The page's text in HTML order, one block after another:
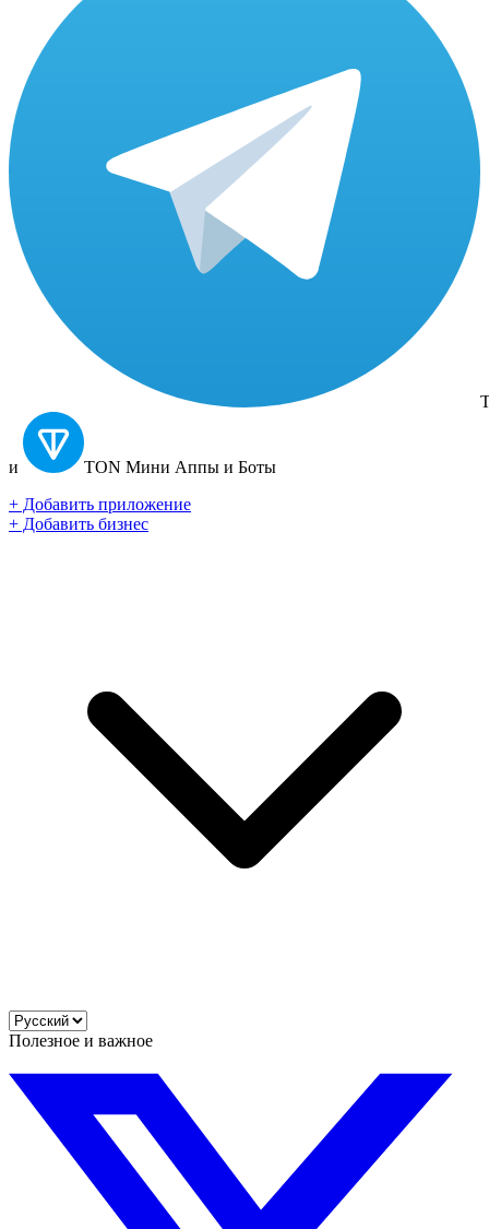
и TON Мини Аппы и Боты
+ Добавить приложение
+ Добавить бизнес
Полезное и важное